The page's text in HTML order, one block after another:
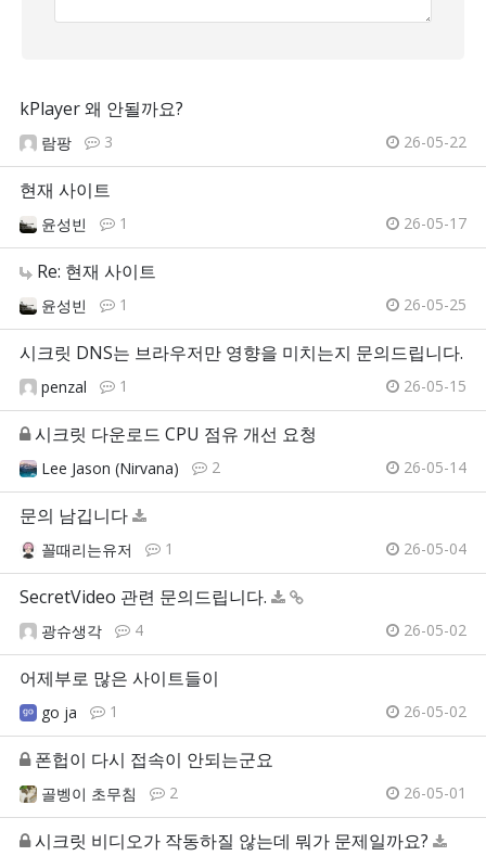
kPlayer 왜 안될까요?
람팡 3 26-05-22
현재 사이트
윤성빈 1 26-05-17
Re: 현재 사이트
윤성빈 1 26-05-25
시크릿 DNS는 브라우저만 영향을 미치는지 문의드립니다.
penzal 1 26-05-15
시크릿 다운로드 CPU 점유 개선 요청
Lee Jason (Nirvana) 2 26-05-14
문의 남깁니다
꼴때리는유저 1 26-05-04
SecretVideo 관련 문의드립니다.
광슈생각 4 26-05-02
어제부로 많은 사이트들이
go ja 1 26-05-02
폰헙이 다시 접속이 안되는군요
골벵이 초무침 2 26-05-01
시크릿 비디오가 작동하질 않는데 뭐가 문제일까요?